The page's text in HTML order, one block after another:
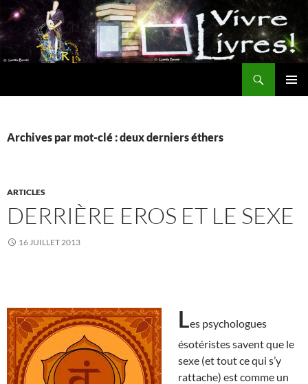
Aller
au
contenu
Archives par mot-clé : deux derniers éthers
ARTICLES
DERRIÈRE EROS ET LE SEXE
16 JUILLET 2013
Les psychologues
ésotéristes savent que le
sexe (et tout ce qui s’y
rattache) est comme un